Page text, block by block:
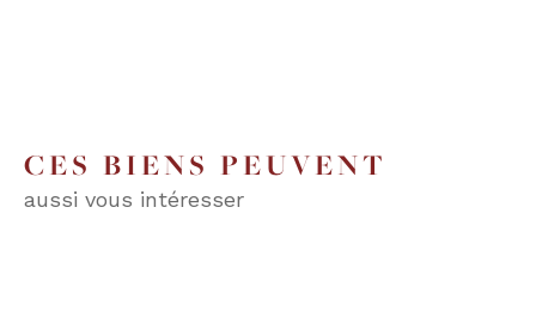
CES BIENS PEUVENT
aussi vous intéresser